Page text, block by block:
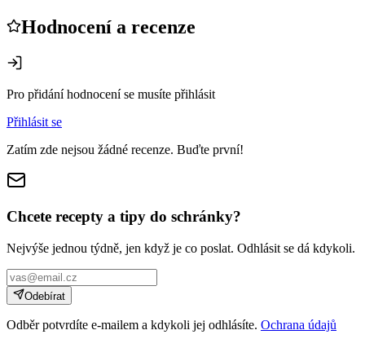
Hodnocení a recenze
Pro přidání hodnocení se musíte přihlásit
Přihlásit se
Zatím zde nejsou žádné recenze. Buďte první!
Chcete recepty a tipy do schránky?
Nejvýše jednou týdně, jen když je co poslat. Odhlásit se dá kdykoli.
Odebírat
Odběr potvrdíte e-mailem a kdykoli jej odhlásíte. Ochrana údajů